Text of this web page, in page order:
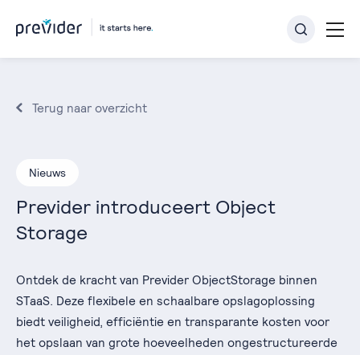
Terug naar overzicht
Nieuws
Previder introduceert Object
Storage
Ontdek de kracht van Previder ObjectStorage binnen
STaaS. Deze flexibele en schaalbare opslagoplossing
biedt veiligheid, efficiëntie en transparante kosten voor
het opslaan van grote hoeveelheden ongestructureerde